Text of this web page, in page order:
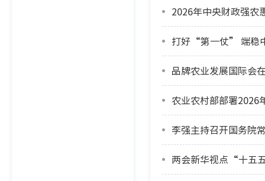
2026年中央财政强农
打好“第一仗” 端稳
品牌农业发展国际会
农业农村部部署
李强主持召开国务院
两会新华视点“十五